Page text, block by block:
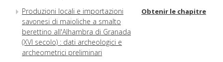
Produzioni locali e importazioni
savonesi di maioliche a smalto
berettino all'Alhambra di Granada
(XVI secolo) : dati archeologici e
archeometrici preliminari
Obtenir le chapitre